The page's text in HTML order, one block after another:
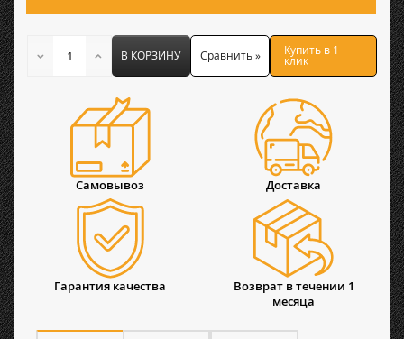
В КОРЗИНУ Сравнить » Купить в 1
клик
Самовывоз Доставка
Гарантия качества
Возврат в течении 1
месяца